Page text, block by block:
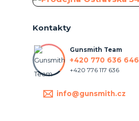
Kontakty
Gunsmith Team
+420 770 636 646
+420 776 117 636
info@gunsmith.cz